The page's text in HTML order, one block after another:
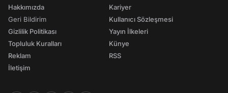
Hakkımızda
Geri Bildirim
Gizlilik Politikası
Topluluk Kuralları
Reklam
İletişim
Kariyer
Kullanıcı Sözleşmesi
Yayın İlkeleri
Künye
RSS